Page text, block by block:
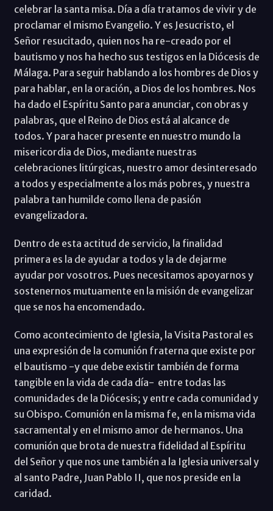
celebrar la santa misa. Día a día tratamos de vivir y de
proclamar el mismo Evangelio. Y es Jesucristo, el
Señor resucitado, quien nos ha re-creado por el
bautismo y nos ha hecho sus testigos en la Diócesis de
Málaga. Para seguir hablando a los hombres de Dios y
para hablar, en la oración, a Dios de los hombres. Nos
ha dado el Espíritu Santo para anunciar, con obras y
palabras, que el Reino de Dios está al alcance de
todos. Y para hacer presente en nuestro mundo la
misericordia de Dios, mediante nuestras
celebraciones litúrgicas, nuestro amor desinteresado
a todos y especialmente a los más pobres, y nuestra
palabra tan humilde como llena de pasión
evangelizadora.
Dentro de esta actitud de servicio, la finalidad
primera es la de ayudar a todos y la de dejarme
ayudar por vosotros. Pues necesitamos apoyarnos y
sostenernos mutuamente en la misión de evangelizar
que se nos ha encomendado.
Como acontecimiento de Iglesia, la Visita Pastoral es
una expresión de la comunión fraterna que existe por
el bautismo -y que debe existir también de forma
tangible en la vida de cada día- entre todas las
comunidades de la Diócesis; y entre cada comunidad y
su Obispo. Comunión en la misma fe, en la misma vida
sacramental y en el mismo amor de hermanos. Una
comunión que brota de nuestra fidelidad al Espíritu
del Señor y que nos une también a la Iglesia universal y
al santo Padre, Juan Pablo II, que nos preside en la
caridad.